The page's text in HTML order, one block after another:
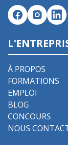
À PROPOS
FORMATIONS
EMPLOI
BLOG
CONCOURS
NOUS